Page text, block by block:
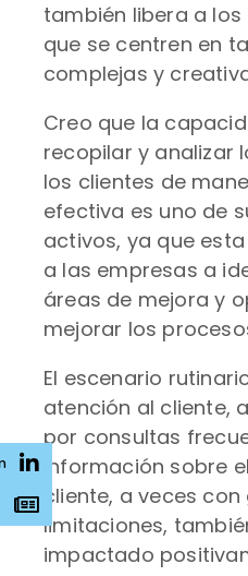
también libera a
que se centren en
complejas y
Creo que la
recopilar y analizar
los clientes de
efectiva es uno de
activos, ya que
a las empresas a
áreas de mejora y
mejorar los
El escenario
atención al cliente,
por consultas
información sobre
cliente, a veces
limitaciones,
impactado